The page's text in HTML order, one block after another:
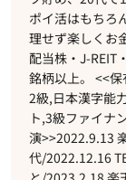
ポイ活はもちろ
理せず楽しくお
配当株・J-REIT
銘柄以上。 <<
2級,日本漢字能
ト,3級ファイナ
演>>2022.9.13
代/2022.12.16